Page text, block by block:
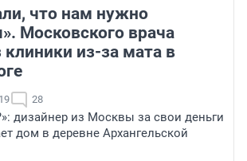
что нам нужно
Московского врача
клиники из-за мата в
28
дизайнер из Москвы за свои деньги
дом в деревне Архангельской